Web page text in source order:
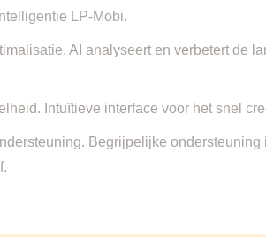
LP-Mobi.
AI analyseert en verbetert de
Intuïtieve interface voor het snel
Begrijpelijke